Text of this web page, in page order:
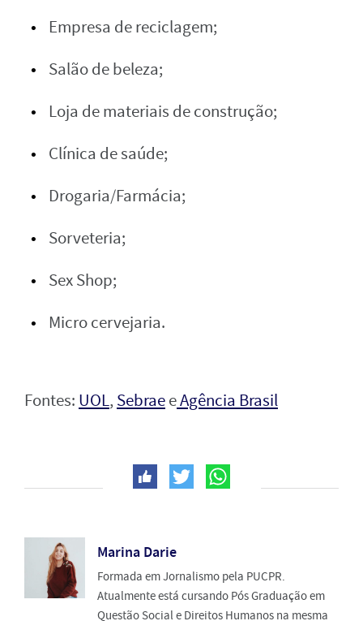
Empresa de reciclagem;
Salão de beleza;
Loja de materiais de construção;
Clínica de saúde;
Drogaria/Farmácia;
Sorveteria;
Sex Shop;
Micro cervejaria.
Fontes: UOL, SebraeeAgência Brasil
Marina Darie
Formada em Jornalismo pela PUCPR.
Atualmente está cursando Pós Graduação em
Questão Social e Direitos Humanos na mesma